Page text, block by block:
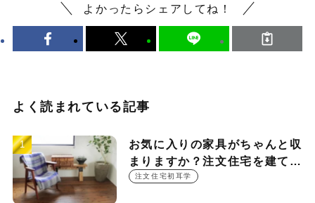
よかったらシェアしてね！
よく読まれている記事
お気に入りの家具がちゃんと収
まりますか？注文住宅を建てる
時に押さえておきたい設計ポイ
注文住宅初耳学